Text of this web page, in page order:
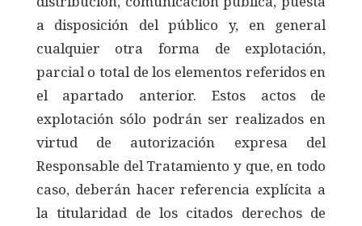
a disposición del público y, en general
cualquier otra forma de explotación,
parcial o total de los elementos referidos en
el apartado anterior. Estos actos de
explotación sólo podrán ser realizados en
virtud de autorización expresa del
Responsable del Tratamiento y que, en todo
caso, deberán hacer referencia explícita a
la titularidad de los citados derechos de